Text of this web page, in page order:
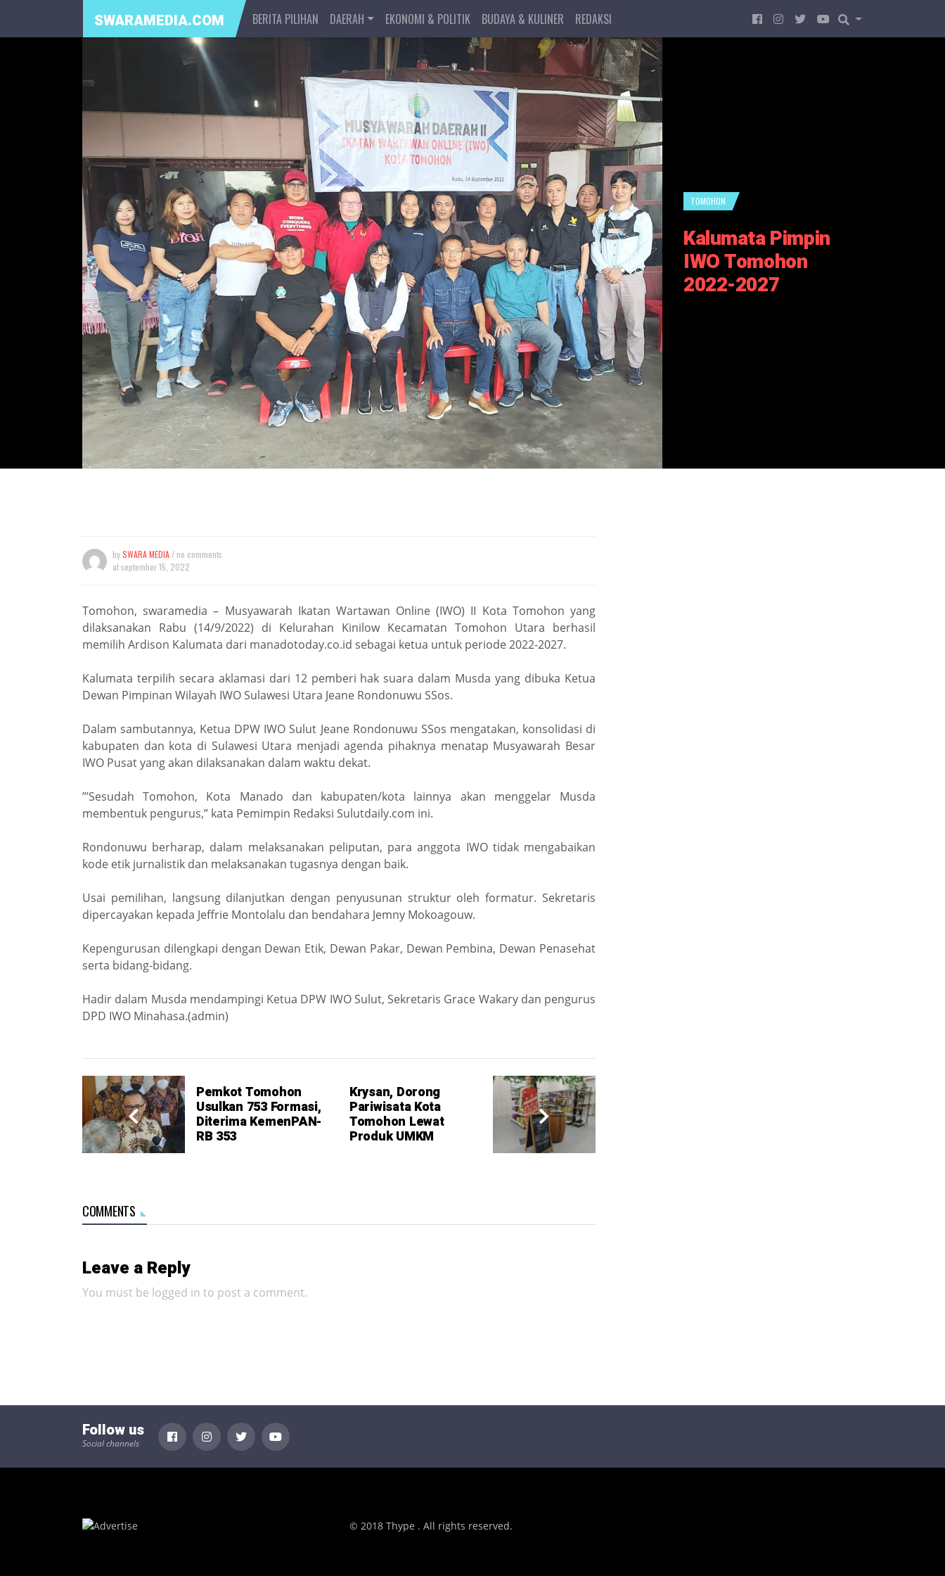
SWARAMEDIA.COM BERITA PILIHAN DAERAH EKONOMI & POLITIK BUDAYA & KULINER REDAKSI
TOMOHON
Kalumata Pimpin
IWO Tomohon
2022-2027
bySWARA MEDIA / no comments
atseptember 15, 2022
Tomohon, swaramedia – Musyawarah Ikatan Wartawan Online (IWO) II Kota Tomohon yang
dilaksanakan Rabu (14/9/2022) di Kelurahan Kinilow Kecamatan Tomohon Utara berhasil
memilih Ardison Kalumata dari manadotoday.co.id sebagai ketua untuk periode 2022-2027.
Kalumata terpilih secara aklamasi dari 12 pemberi hak suara dalam Musda yang dibuka Ketua
Dewan Pimpinan Wilayah IWO Sulawesi Utara Jeane Rondonuwu SSos.
Dalam sambutannya, Ketua DPW IWO Sulut Jeane Rondonuwu SSos mengatakan, konsolidasi di
kabupaten dan kota di Sulawesi Utara menjadi agenda pihaknya menatap Musyawarah Besar
IWO Pusat yang akan dilaksanakan dalam waktu dekat.
”’Sesudah Tomohon, Kota Manado dan kabupaten/kota lainnya akan menggelar Musda
membentuk pengurus,” kata Pemimpin Redaksi Sulutdaily.com ini.
Rondonuwu berharap, dalam melaksanakan peliputan, para anggota IWO tidak mengabaikan
kode etik jurnalistik dan melaksanakan tugasnya dengan baik.
Usai pemilihan, langsung dilanjutkan dengan penyusunan struktur oleh formatur. Sekretaris
dipercayakan kepada Jeffrie Montolalu dan bendahara Jemny Mokoagouw.
Kepengurusan dilengkapi dengan Dewan Etik, Dewan Pakar, Dewan Pembina, Dewan Penasehat
serta bidang-bidang.
Hadir dalam Musda mendampingi Ketua DPW IWO Sulut, Sekretaris Grace Wakary dan pengurus
DPD IWO Minahasa.(admin)
Pemkot Tomohon
Usulkan 753 Formasi,
Diterima KemenPAN-
RB 353
Krysan, Dorong
Pariwisata Kota
Tomohon Lewat
Produk UMKM
COMMENTS
Leave a Reply
You must be logged in to post a comment.
Follow us
Social channels
© 2018 Thype . All rights reserved.